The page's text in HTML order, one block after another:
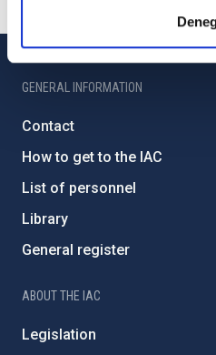
GENERAL INFORMATION
Contact
How to get to the IAC
List of personnel
Library
General register
ABOUT THE IAC
Legislation